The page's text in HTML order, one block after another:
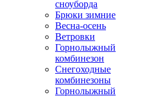
сноуборда
Брюки зимние
Весна-осень
Ветровки
Горнолыжный
комбинезон
Снегоходные
комбинезоны
Горнолыжный